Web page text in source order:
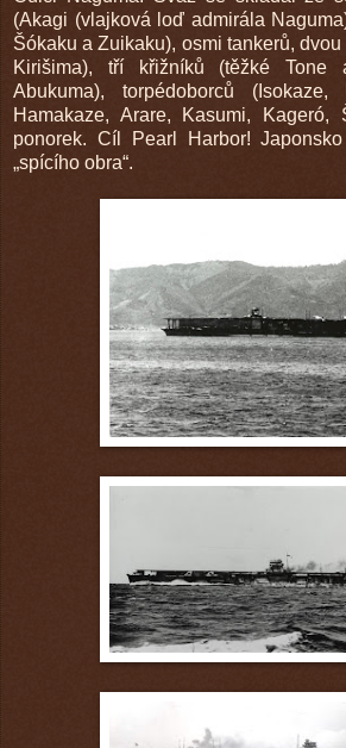
(Akagi (vlajková loď admirála
Šókaku a Zuikaku), osmi tankerů,
Kirišima), tří křižníků (těžké
Abukuma), torpédoborců (Isokaze,
Hamakaze, Arare, Kasumi, Kageró,
ponorek. Cíl Pearl Harbor!
„spícího obra“.